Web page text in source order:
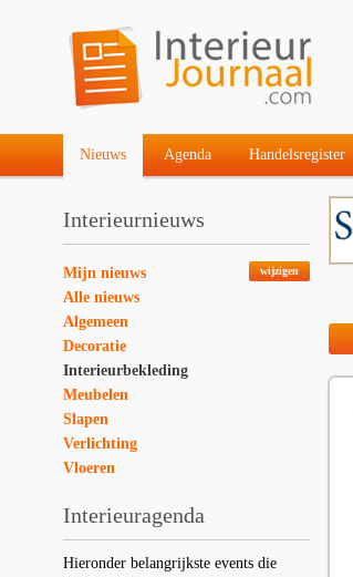
Nieuws Agenda Handelsregister
Interieurnieuws
wijzigen
Mijn nieuws
Alle nieuws
Algemeen
Decoratie
Interieurbekleding
Meubelen
Slapen
Verlichting
Vloeren
Interieuragenda
Hieronder belangrijkste events die